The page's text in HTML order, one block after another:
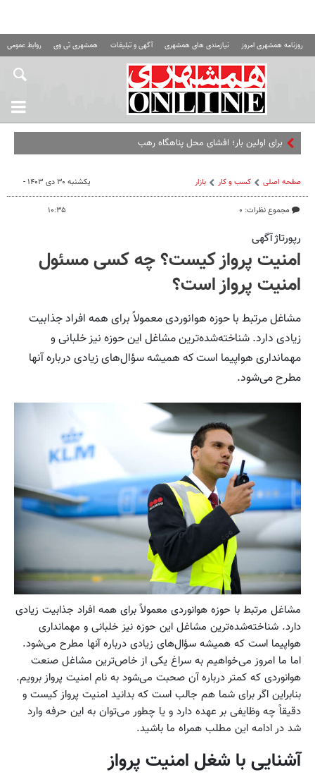
روزنامه همشهری امروز نیازمندی های همشهری آگهی و تبلیغات همشهری تی وی روابط عمومی
برای اولین بار؛ افشای محل پناهگاه‌ رهبر شهید در برنامه
صفحه اصلی کسب و کار بازار
مجموع نظرات: ۰
یکشنبه ۳۰ دی ۱۴۰۳ -
۱۰:۳۵
رپورتاژ آگهی
امنیت پرواز کیست؟ چه کسی مسئول
امنیت پرواز است؟
مشاغل مرتبط با حوزه هوانوردی معمولاً برای همه افراد جذابیت
زیادی دارد. شناخته‌شده‌ترین مشاغل این حوزه نیز خلبانی و
مهمانداری هواپیما است که همیشه سؤال‌های زیادی درباره آنها
مطرح می‌شود.
مشاغل مرتبط با حوزه هوانوردی معمولاً برای همه افراد جذابیت زیادی
دارد. شناخته‌شده‌ترین مشاغل این حوزه نیز خلبانی و مهمانداری
هواپیما است که همیشه سؤال‌های زیادی درباره آنها مطرح می‌شود.
اما ما امروز می‌خواهیم به سراغ یکی از خاص‌ترین مشاغل صنعت
هوانوردی که کمتر درباره آن صحبت می‌شود به نام امنیت پرواز برویم.
بنابراین اگر برای شما هم جالب است که بدانید امنیت پرواز کیست و
دقیقاً چه وظایفی بر عهده دارد و یا چطور می‌توان به این حرفه وارد
شد در ادامه این مطلب همراه ما باشید.
آشنایی با شغل امنیت پرواز